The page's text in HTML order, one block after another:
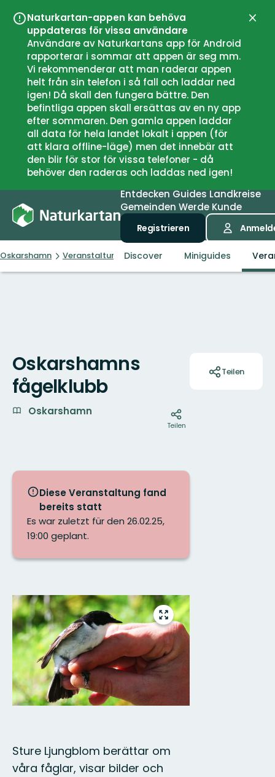
Naturkartan-appen kan behöva
uppdateras för vissa användare
Användare av Naturkartans app för Android
rapporterar i sommar att appen är seg mm.
Vi rekommenderar att man raderar appen
helt från sin telefon i så fall och laddar ned
igen! Då skall den fungera bättre. Den
befintliga appen skall ersättas av en ny app
efter sommaren. Den gamla appen laddar
all data för hela landet lokalt i appen (för
att klara offline-läge) men det innebär att
den blir för stor för vissa telefoner - då
behöver den raderas och laddas ned igen!
EntdeckenGuidesLandkreise
Gemeinden Werde Kunde
Registrieren
Oskarshamn Veranstaltungen Oskarshamns fågelklubb
Discover Miniguides
Oskarshamns
fågelklubb
Oskarshamn
Teilen
Diese Veranstaltung fand
bereits statt
Es war zuletzt für den 26.02.25,
19:00 geplant.
Fotos
Vollbild
öffnen
Sture Ljungblom berättar om
våra fåglar, visar bilder och
Teilen